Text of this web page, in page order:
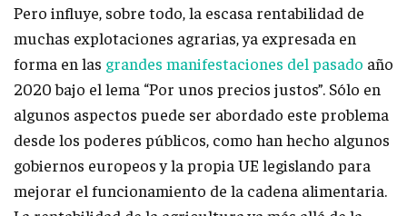
Pero influye, sobre todo, la escasa rentabilidad de
muchas explotaciones agrarias, ya expresada en
forma en las grandes manifestaciones del pasado año
2020 bajo el lema “Por unos precios justos”. Sólo en
algunos aspectos puede ser abordado este problema
desde los poderes públicos, como han hecho algunos
gobiernos europeos y la propia UE legislando para
mejorar el funcionamiento de la cadena alimentaria.